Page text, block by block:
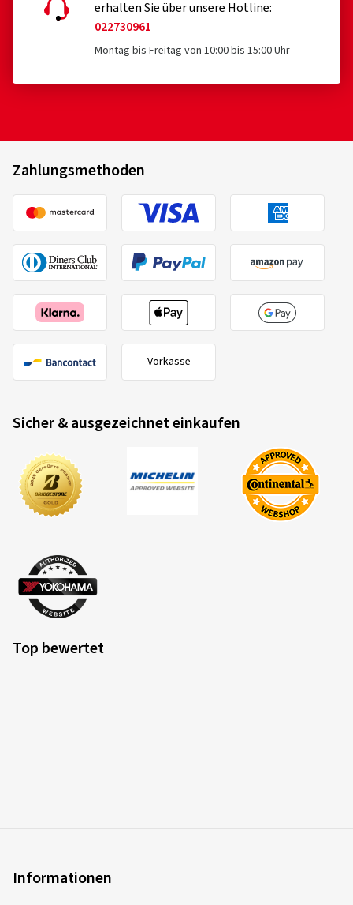
erhalten Sie über unsere Hotline:
022730961
Montag bis Freitag von 10:00 bis 15:00 Uhr
Zahlungsmethoden
Vorkasse
Sicher & ausgezeichnet einkaufen
Top bewertet
Informationen